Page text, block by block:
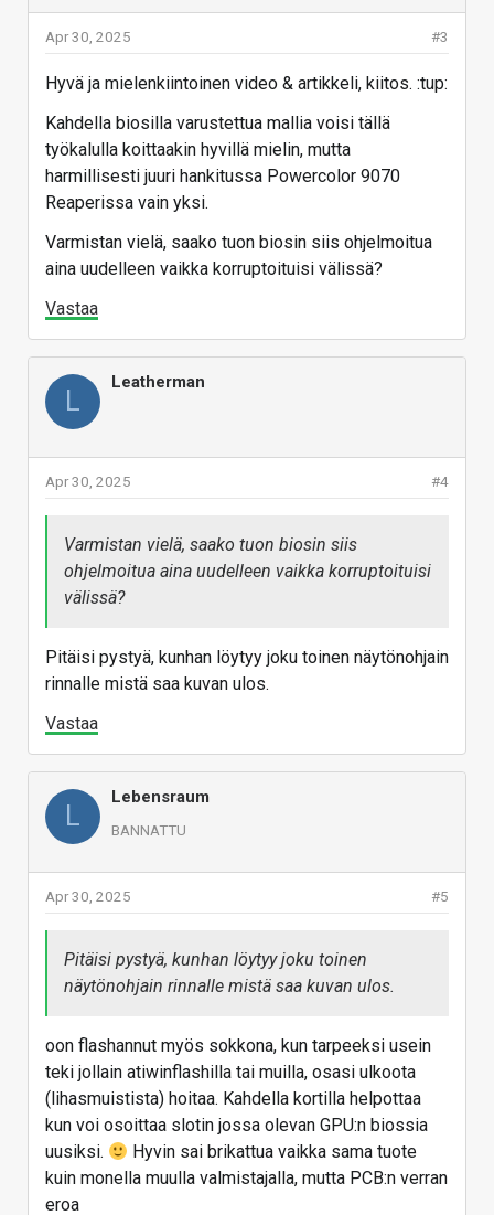
#3
Apr 30, 2025
Hyvä ja mielenkiintoinen video & artikkeli, kiitos. :tup:
Kahdella biosilla varustettua mallia voisi tällä
työkalulla koittaakin hyvillä mielin, mutta
harmillisesti juuri hankitussa Powercolor 9070
Reaperissa vain yksi.
Varmistan vielä, saako tuon biosin siis ohjelmoitua
aina uudelleen vaikka korruptoituisi välissä?
Vastaa
L
Leatherman
#4
Apr 30, 2025
Varmistan vielä, saako tuon biosin siis
ohjelmoitua aina uudelleen vaikka korruptoituisi
välissä?
Pitäisi pystyä, kunhan löytyy joku toinen näytönohjain
rinnalle mistä saa kuvan ulos.
Vastaa
L
Lebensraum
BANNATTU
#5
Apr 30, 2025
Pitäisi pystyä, kunhan löytyy joku toinen
näytönohjain rinnalle mistä saa kuvan ulos.
oon flashannut myös sokkona, kun tarpeeksi usein
teki jollain atiwinflashilla tai muilla, osasi ulkoota
(lihasmuistista) hoitaa. Kahdella kortilla helpottaa
kun voi osoittaa slotin jossa olevan GPU:n biossia
uusiksi.
Hyvin sai brikattua vaikka sama tuote
kuin monella muulla valmistajalla, mutta PCB:n verran
eroa